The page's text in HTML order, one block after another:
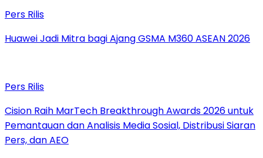
Pers Rilis
Huawei Jadi Mitra bagi Ajang GSMA M360 ASEAN 2026
Pers Rilis
Cision Raih MarTech Breakthrough Awards 2026 untuk
Pemantauan dan Analisis Media Sosial, Distribusi Siaran
Pers, dan AEO